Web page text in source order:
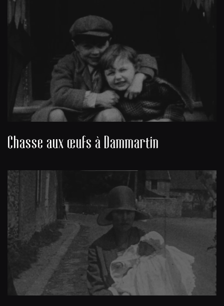
Chasse aux œufs à Dammartin